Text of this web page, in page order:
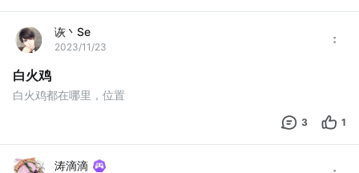
诙丶Se
2023/11/23
白火鸡
白火鸡都在哪里，位置
3 1
涛滴滴